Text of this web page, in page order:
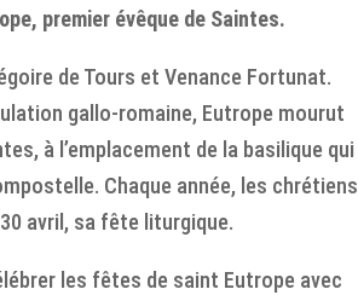
premier évêque de Saintes.
de Tours et Venance Fortunat.
gallo-romaine, Eutrope mourut
à l’emplacement de la basilique qui
Chaque année, les chrétiens
avril, sa fête liturgique.
les fêtes de saint Eutrope avec